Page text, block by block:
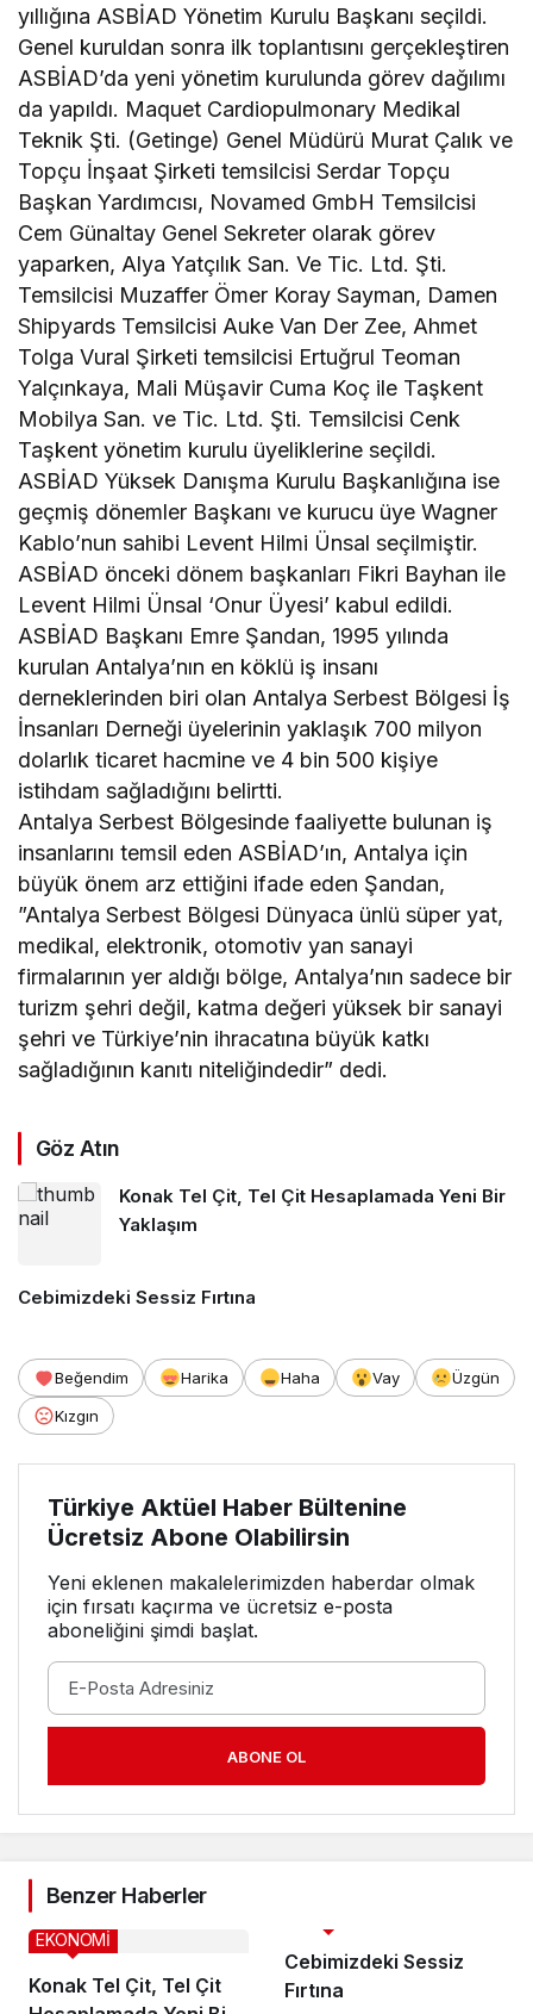
yıllığına ASBİAD Yönetim Kurulu Başkanı seçildi.
Genel kuruldan sonra ilk toplantısını gerçekleştiren
ASBİAD’da yeni yönetim kurulunda görev dağılımı
da yapıldı. Maquet Cardiopulmonary Medikal
Teknik Şti. (Getinge) Genel Müdürü Murat Çalık ve
Topçu İnşaat Şirketi temsilcisi Serdar Topçu
Başkan Yardımcısı, Novamed GmbH Temsilcisi
Cem Günaltay Genel Sekreter olarak görev
yaparken, Alya Yatçılık San. Ve Tic. Ltd. Şti.
Temsilcisi Muzaffer Ömer Koray Sayman, Damen
Shipyards Temsilcisi Auke Van Der Zee, Ahmet
Tolga Vural Şirketi temsilcisi Ertuğrul Teoman
Yalçınkaya, Mali Müşavir Cuma Koç ile Taşkent
Mobilya San. ve Tic. Ltd. Şti. Temsilcisi Cenk
Taşkent yönetim kurulu üyeliklerine seçildi.
ASBİAD Yüksek Danışma Kurulu Başkanlığına ise
geçmiş dönemler Başkanı ve kurucu üye Wagner
Kablo’nun sahibi Levent Hilmi Ünsal seçilmiştir.
ASBİAD önceki dönem başkanları Fikri Bayhan ile
Levent Hilmi Ünsal ‘Onur Üyesi’ kabul edildi.
ASBİAD Başkanı Emre Şandan, 1995 yılında
kurulan Antalya’nın en köklü iş insanı
derneklerinden biri olan Antalya Serbest Bölgesi İş
İnsanları Derneği üyelerinin yaklaşık 700 milyon
dolarlık ticaret hacmine ve 4 bin 500 kişiye
istihdam sağladığını belirtti.
Antalya Serbest Bölgesinde faaliyette bulunan iş
insanlarını temsil eden ASBİAD’ın, Antalya için
büyük önem arz ettiğini ifade eden Şandan,
”Antalya Serbest Bölgesi Dünyaca ünlü süper yat,
medikal, elektronik, otomotiv yan sanayi
firmalarının yer aldığı bölge, Antalya’nın sadece bir
turizm şehri değil, katma değeri yüksek bir sanayi
şehri ve Türkiye’nin ihracatına büyük katkı
sağladığının kanıtı niteliğindedir” dedi.
Göz Atın
Konak Tel Çit, Tel Çit Hesaplamada Yeni Bir
Yaklaşım
Cebimizdeki Sessiz Fırtına
Beğendim Harika Haha Vay
Üzgün
Kızgın
Türkiye Aktüel Haber Bültenine
Ücretsiz Abone Olabilirsin
Yeni eklenen makalelerimizden haberdar olmak
için fırsatı kaçırma ve ücretsiz e-posta
aboneliğini şimdi başlat.
ABONE OL
Benzer Haberler
Konak Tel Çit, Tel Çit
EKONOMİ
Cebimizdeki Sessiz
Fırtına